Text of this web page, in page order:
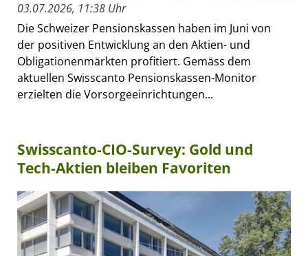
03.07.2026, 11:38 Uhr
Die Schweizer Pensionskassen haben im Juni von
der positiven Entwicklung an den Aktien- und
Obligationenmärkten profitiert. Gemäss dem
aktuellen Swisscanto Pensionskassen-Monitor
erzielten die Vorsorgeeinrichtungen...
Swisscanto-CIO-Survey: Gold und
Tech-Aktien bleiben Favoriten